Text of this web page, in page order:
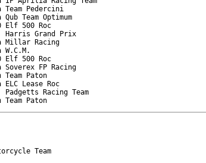
Team Pedercini
Team Optimum
500 Roc
Harris Grand Prix
Millar Racing
Elf 500 Roc
FP Racing
Paton
Lease Roc
Racing Team
Paton
Team